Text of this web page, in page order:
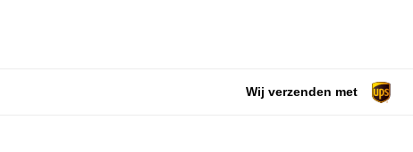
Wij verzenden met